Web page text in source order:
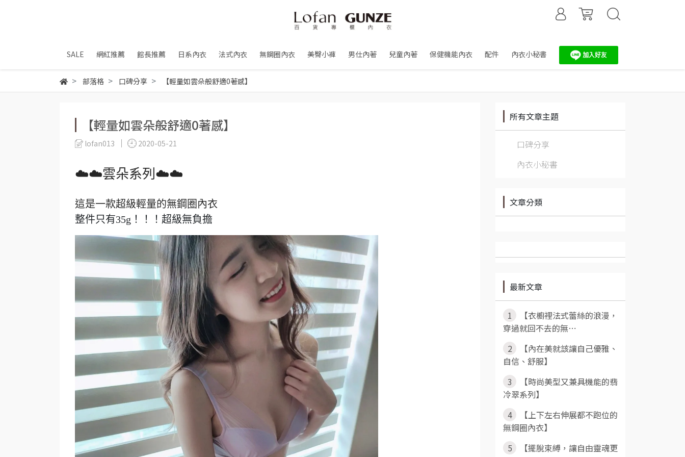
SALE 網紅推薦 館長推薦 日系內衣 法式內衣 無鋼圈內衣 美臀小褲 男仕內著 兒童內著 保健機能內衣 配件 內衣小秘書
部落格 口碑分享 【輕量如雲朵般舒適0著感】
【輕量如雲朵般舒適0著感】
lofan013 2020-05-21
☁️☁️雲朵系列☁️☁️
這是一款超級輕量的無鋼圈內衣
整件只有35g！！！超級無負擔
所有文章主題
口碑分享
內衣小秘書
文章分類
最新文章
1
【衣櫥裡法式蕾絲的浪漫，
穿過就回不去的無⋯
2
【內在美就該讓自己優雅、
自信、舒服】
3
【時尚美型又兼具機能的翡
冷翠系列】
4
【上下左右伸展都不跑位的
無鋼圈內衣】
5
【擺脫束縛，讓自由靈魂更